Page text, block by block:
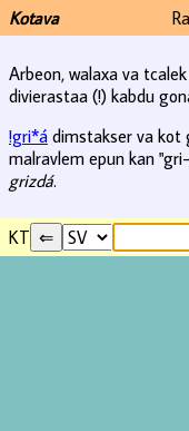
Kotava
Arbeon, walaxa va
divierastaa (!) kabdu
!gri*á dimstakser va kot
malravlem epun kan
grizdá.
KT